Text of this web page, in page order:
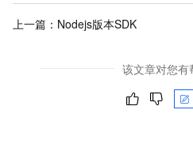
上一篇： Nodejs版本SDK
该文章对您有